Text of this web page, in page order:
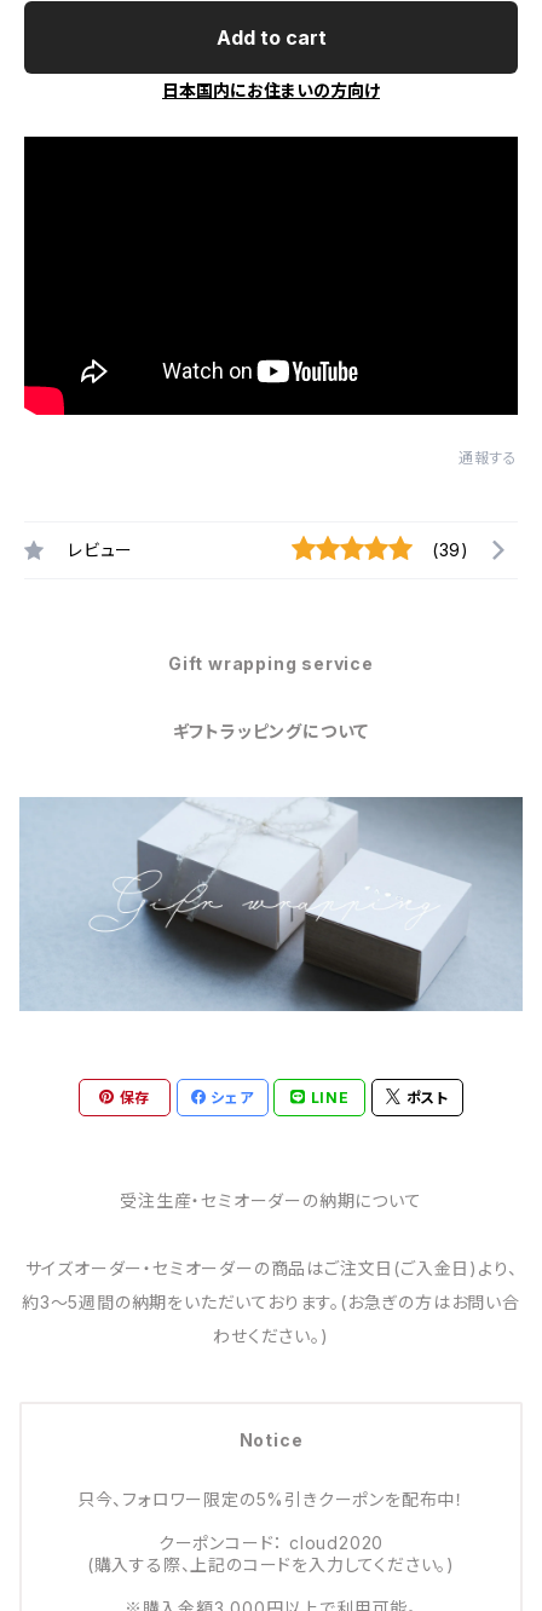
Add to cart
日本国内にお住まいの方向け
通報する
レビュー (39)
Gift wrapping service
ギフトラッピングについて
保存 シェア LINE ポスト
受注生産・セミオーダーの納期について
サイズオーダー・セミオーダーの商品はご注文日(ご入金日)より、
約3～5週間の納期をいただいております。(お急ぎの方はお問い合
わせください。)
Notice
只今、フォロワー限定の5%引きクーポンを配布中！
クーポンコード： cloud2020
(購入する際、上記のコードを入力してください。)